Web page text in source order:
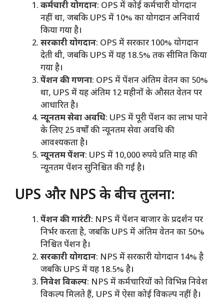
कर्मचारी योगदान: OPS में कोई कर्मचारी योगदान
नहीं था, जबकि UPS में 10% का योगदान अनिवार्य
किया गया है।
सरकारी योगदान: OPS में सरकार 100% योगदान
देती थी, जबकि UPS में यह 18.5% तक सीमित किया
गया है।
पेंशन की गणना: OPS में पेंशन अंतिम वेतन का 50%
था, UPS में यह अंतिम 12 महीनों के औसत वेतन पर
आधारित है।
न्यूनतम सेवा अवधि: UPS में पूरी पेंशन का लाभ पाने
के लिए 25 वर्षों की न्यूनतम सेवा अवधि की
आवश्यकता है।
न्यूनतम पेंशन: UPS में 10,000 रुपये प्रति माह की
न्यूनतम पेंशन सुनिश्चित की गई है।
UPS और NPS के बीच तुलना:
पेंशन की गारंटी: NPS में पेंशन बाजार के प्रदर्शन पर
निर्भर करता है, जबकि UPS में अंतिम वेतन का 50%
निश्चित पेंशन है।
सरकारी योगदान: NPS में सरकारी योगदान 14% है
जबकि UPS में यह 18.5% है।
निवेश विकल्प: NPS में कर्मचारियों को विभिन्न निवेश
विकल्प मिलते हैं, UPS में ऐसा कोई विकल्प नहीं है।